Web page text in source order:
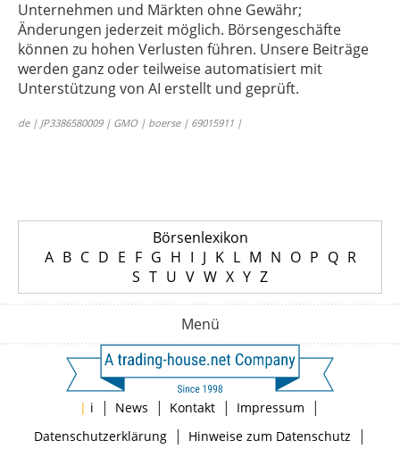
Unternehmen und Märkten ohne Gewähr;
Änderungen jederzeit möglich. Börsengeschäfte
können zu hohen Verlusten führen. Unsere Beiträge
werden ganz oder teilweise automatisiert mit
Unterstützung von AI erstellt und geprüft.
de | JP3386580009 | GMO | boerse | 69015911 |
Börsenlexikon
A B C D E F G H I J K L M N O P Q R
S T U V W X Y Z
Menü
| i | News | Kontakt | Impressum |
Datenschutzerklärung| Hinweise zum Datenschutz |